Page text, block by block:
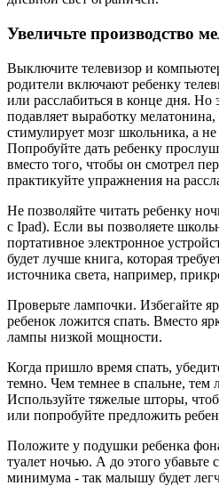
Увеличьте производство
Выключите телевизор и
родители включают ребенку
или расслабиться в конце дня. Но
подавляет выработку
стимулирует мозг школьника, а не
Попробуйте дать ребенку
вместо того, чтобы он смотрел
практикуйте упражнения на
Не позволяйте читать ребенку
с Ipad). Если вы позволяете
портативное электронное
будет лучше книга, которая
источника света, например,
Проверьте лампочки. Избегайте
ребенок ложится спать. Вместо
лампы низкой мощности.
Когда пришло время спать,
темно. Чем темнее в спальне, тем
Используйте тяжелые шторы,
или попробуйте предложить
Положите у подушки ребенка
туалет ночью. А до этого убавьте
минимума - так малышу будет